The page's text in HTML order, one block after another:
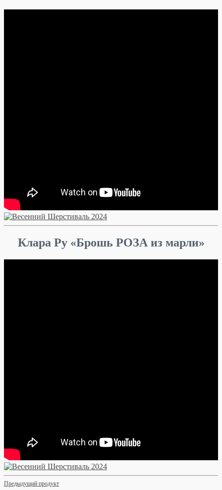
Клара Ру «Брошь РОЗА из марли»
Предыдущий продукт